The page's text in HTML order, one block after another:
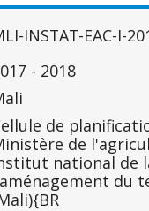
INSTAT-EAC-I-
- 2018
de
de
national de
du